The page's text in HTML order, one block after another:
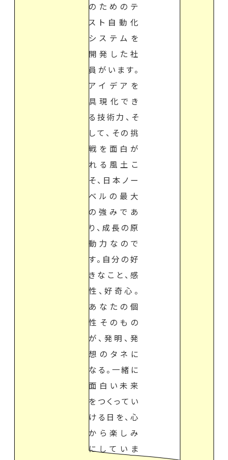
のためのテ
スト自動化
システムを
開発した社
員がいます。
アイデアを
具現化でき
る技術力、そ
して、その挑
戦を面白が
れる風土こ
そ、日本ノー
ベルの最大
の強みであ
り、成長の原
動力なので
す。自分の好
きなこと、感
性、好奇心。
あなたの個
性そのもの
が、発明、発
想のタネに
なる。一緒に
面白い未来
をつくってい
ける日を、心
から楽しみ
にしていま